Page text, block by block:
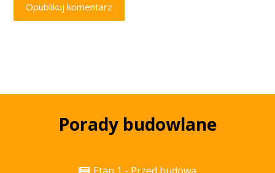
Opublikuj komentarz
Porady budowlane